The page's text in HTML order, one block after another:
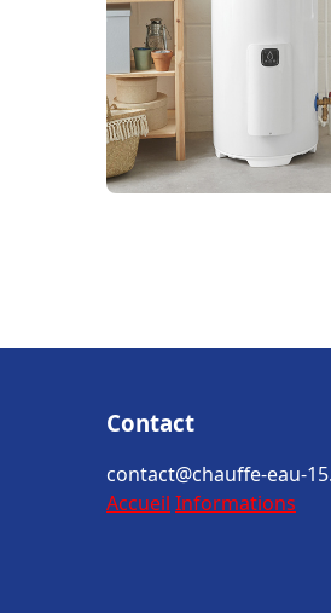
Contact
contact@chauffe-eau-
Accueil Informations